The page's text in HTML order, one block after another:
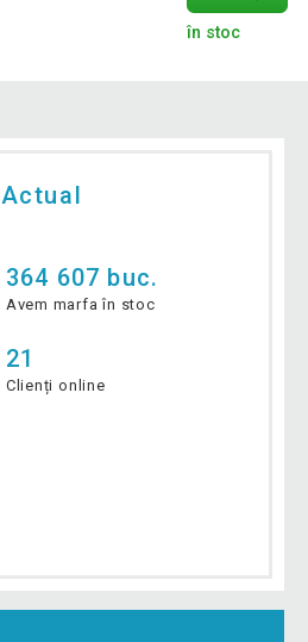
în stoc
Actual
364 607 buc.
Avem marfa în stoc
21
Clienți online